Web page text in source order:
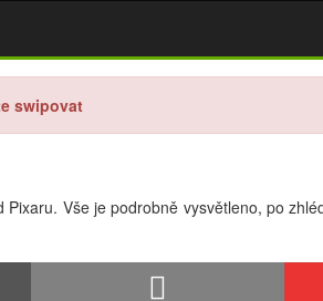
swipovat
Vše je podrobně vysvětleno, po